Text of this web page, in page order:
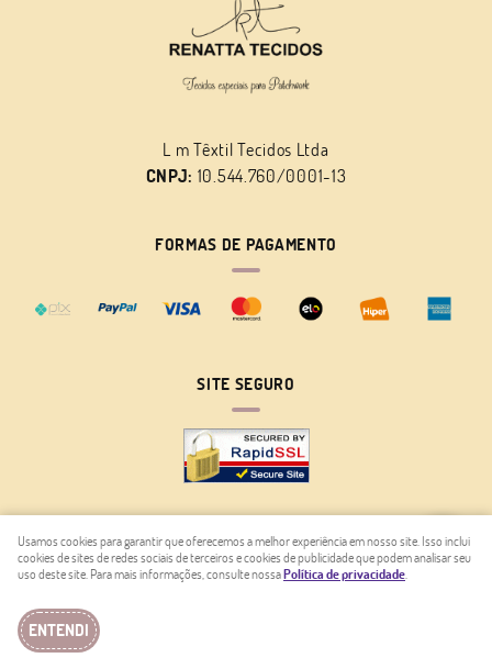
L m Têxtil Tecidos Ltda
CNPJ: 10.544.760/0001-13
FORMAS DE PAGAMENTO
SITE SEGURO
LOJA VIRTUAL CRIADA POR
Usamos cookies para garantir que oferecemos a melhor experiência em nosso site. Isso inclui
cookies de sites de redes sociais de terceiros e cookies de publicidade que podem analisar seu
uso deste site. Para mais informações, consulte nossaPolítica de privacidade.
ENTENDI